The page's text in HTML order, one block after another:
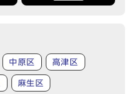
中原区 高津区
麻生区